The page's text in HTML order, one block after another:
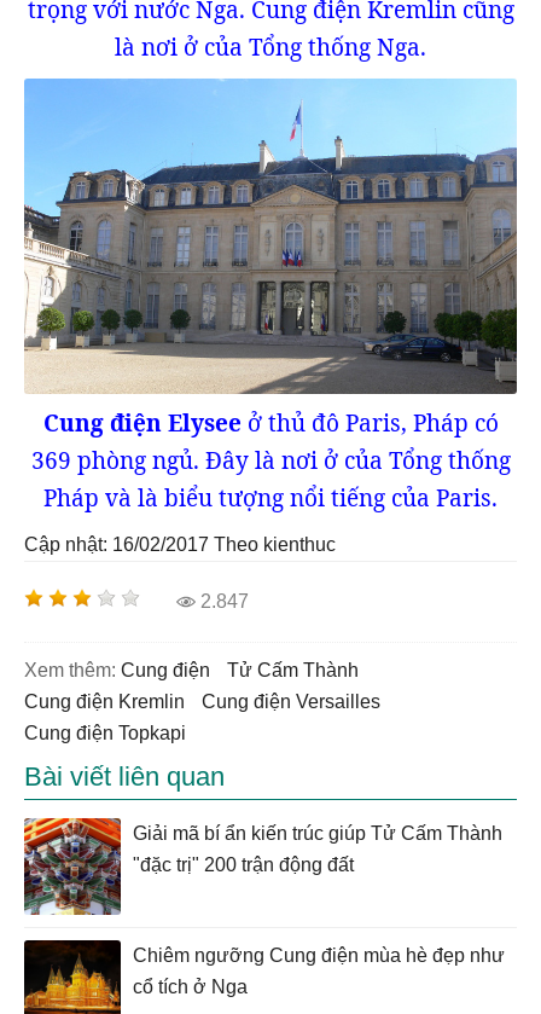
trọng với nước Nga. Cung điện Kremlin cũng
là nơi ở của Tổng thống Nga.
Cung điện Elysee ở thủ đô Paris, Pháp có
369 phòng ngủ. Đây là nơi ở của Tổng thống
Pháp và là biểu tượng nổi tiếng của Paris.
Cập nhật: 16/02/2017 Theo kienthuc
2.847
Xem thêm: cung điện
Tử Cấm Thành
Cung điện Kremlin
Cung điện Versailles
Cung điện Topkapi
Bài viết liên quan
Giải mã bí ẩn kiến trúc giúp Tử Cấm Thành
"đặc trị" 200 trận động đất
Chiêm ngưỡng Cung điện mùa hè đẹp như
cổ tích ở Nga